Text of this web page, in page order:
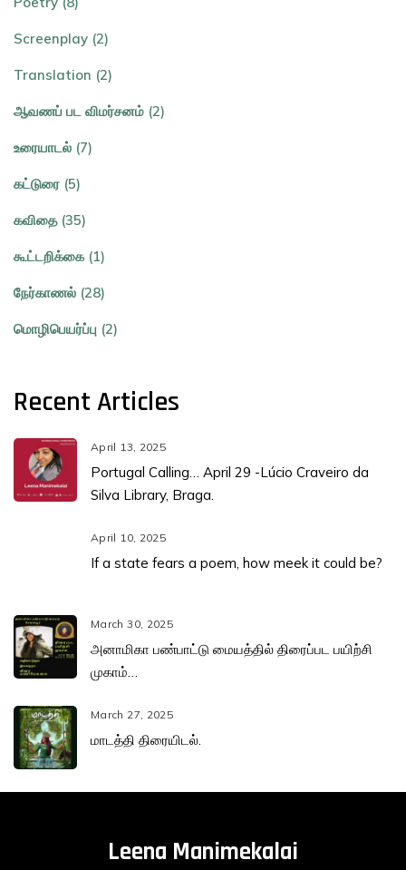
Screenplay (2)
Translation (2)
ஆவணப் பட விமர்சனம் (2)
உரையாடல் (7)
கட்டுரை (5)
கவிதை (35)
கூட்டறிக்கை (1)
நேர்காணல் (28)
மொழிபெயர்ப்பு (2)
Recent Articles
April 13, 2025
Portugal Calling… April 29 -Lúcio Craveiro da
Silva Library, Braga.
April 10, 2025
If a state fears a poem, how meek it could be?
March 30, 2025
அனாமிகா பண்பாட்டு மையத்தில் திரைப்பட பயிற்சி
முகாம்…
March 27, 2025
மாடத்தி திரையிடல்.
Leena Manimekalai